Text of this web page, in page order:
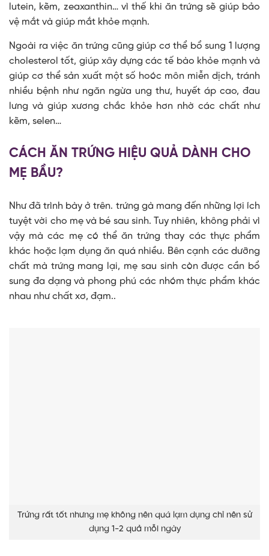
lutein, kẽm, zeaxanthin… vì thế khi ăn trứng sẽ giúp bảo
vệ mắt và giúp mắt khỏe mạnh.
Ngoài ra việc ăn trứng cũng giúp cơ thể bổ sung 1 lượng
cholesterol tốt, giúp xây dựng các tế bào khỏe mạnh và
giúp cơ thể sản xuất một số hoóc môn miễn dịch, tránh
nhiều bệnh như ngăn ngừa ung thư, huyết áp cao, đau
lưng và giúp xương chắc khỏe hơn nhờ các chất như
kẽm, selen…
CÁCH ĂN TRỨNG HIỆU QUẢ DÀNH CHO
MẸ BẦU?
Như đã trình bày ở trên. trứng gà mang đến những lợi ích
tuyệt vời cho mẹ và bé sau sinh. Tuy nhiên, không phải vì
vậy mà các mẹ có thể ăn trứng thay các thực phẩm
khác hoặc lạm dụng ăn quá nhiều. Bên cạnh các dưỡng
chất mà trứng mang lại, mẹ sau sinh còn được cần bổ
sung đa dạng và phong phú các nhóm thực phẩm khác
nhau như chất xơ, đạm..
Trứng rất tốt nhưng mẹ không nên quá lạm dụng chỉ nên sử
dụng 1-2 quả mỗi ngày